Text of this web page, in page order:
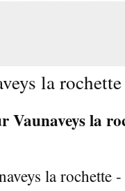
la
Vaunaveys la
la rochette